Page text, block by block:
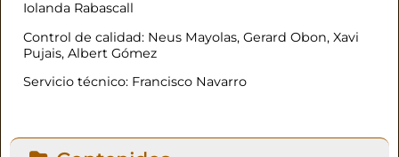
Iolanda Rabascall
Control de calidad: Neus Mayolas, Gerard Obon, Xavi
Pujais, Albert Gómez
Servicio técnico: Francisco Navarro